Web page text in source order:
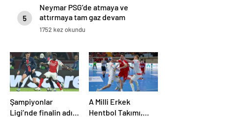
5
Neymar PSG’de atmaya ve
attırmaya tam gaz devam
ediyor!
1752 kez okundu
Şampiyonlar
Ligi’nde finalin adı
A Milli Erkek
Hentbol Takımı,